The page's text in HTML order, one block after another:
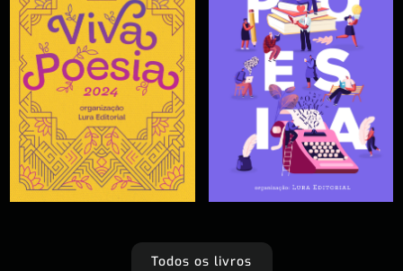
Todos os livros